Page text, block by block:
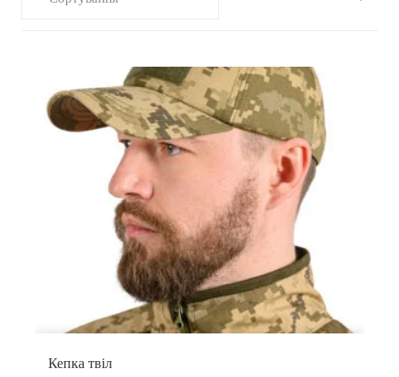
Кепка твіл